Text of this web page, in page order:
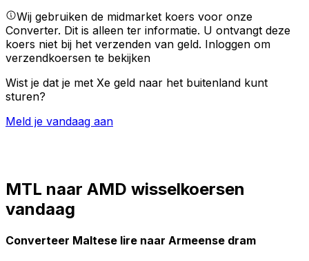
Wij gebruiken de midmarket koers voor onze
Converter. Dit is alleen ter informatie. U ontvangt deze
koers niet bij het verzenden van geld. Inloggen om
verzendkoersen te bekijken
Wist je dat je met Xe geld naar het buitenland kunt
sturen?
Meld je vandaag aan
MTL naar AMD wisselkoersen
vandaag
Converteer Maltese lire naar Armeense dram